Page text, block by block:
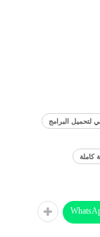
لتحميل البرامج
كاملة